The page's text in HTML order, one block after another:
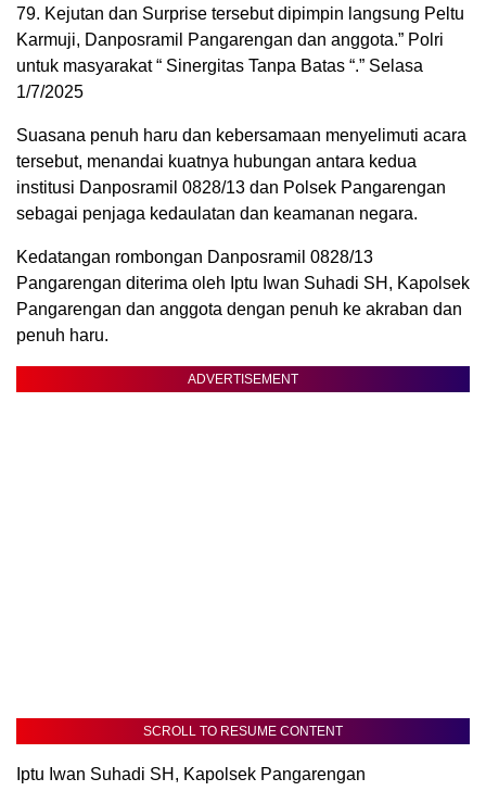
79. Kejutan dan Surprise tersebut dipimpin langsung Peltu
Karmuji, Danposramil Pangarengan dan anggota.” Polri
untuk masyarakat “ Sinergitas Tanpa Batas “.” Selasa
1/7/2025
Suasana penuh haru dan kebersamaan menyelimuti acara
tersebut, menandai kuatnya hubungan antara kedua
institusi Danposramil 0828/13 dan Polsek Pangarengan
sebagai penjaga kedaulatan dan keamanan negara.
Kedatangan rombongan Danposramil 0828/13
Pangarengan diterima oleh Iptu Iwan Suhadi SH, Kapolsek
Pangarengan dan anggota dengan penuh ke akraban dan
penuh haru.
ADVERTISEMENT
SCROLL TO RESUME CONTENT
Iptu Iwan Suhadi SH, Kapolsek Pangarengan